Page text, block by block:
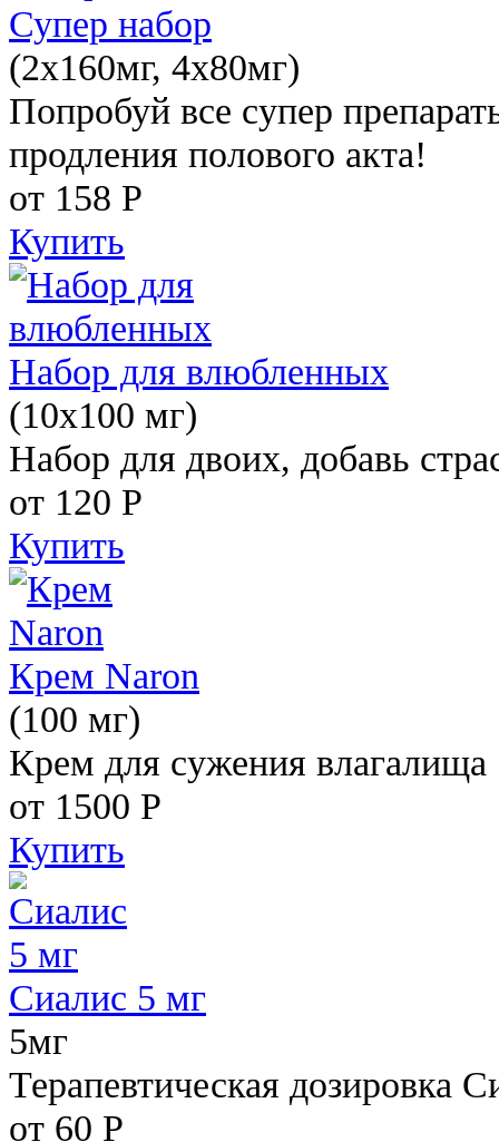
Супер набор
(2х160мг, 4х80мг)
Попробуй все супер
продления полового акта!
от 158 Р
Купить
Набор для влюбленных
(10х100 мг)
Набор для двоих, добавь
от 120 Р
Купить
Крем Naron
(100 мг)
Крем для сужения влагалища
от 1500 Р
Купить
Сиалис 5 мг
5мг
Терапевтическая дозировка
от 60 Р